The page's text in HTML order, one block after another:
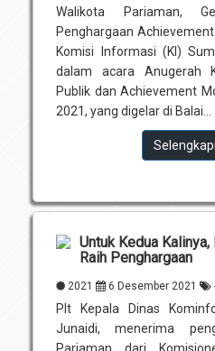
Walikota Pariaman,
Penghargaan
Komisi Informasi (KI)
dalam acara Anugerah
Publik dan Achievement
2021, yang digelar di Balai...
Untuk Kedua
Raih Penghargaan
2021 6 Desember 2021
Plt Kepala Dinas
Junaidi, menerima
Pariaman dari